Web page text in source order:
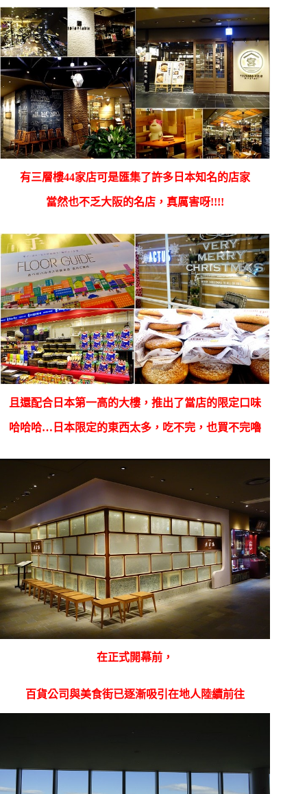
有三層樓44家店可是匯集了許多日本知名的店家
當然也不乏大阪的名店，真厲害呀!!!!
且還配合日本第一高的大樓，推出了當店的限定口味
哈哈哈…日本限定的東西太多，吃不完，也買不完嚕
在正式開幕前，
百貨公司與美食街已逐漸吸引在地人陸續前往